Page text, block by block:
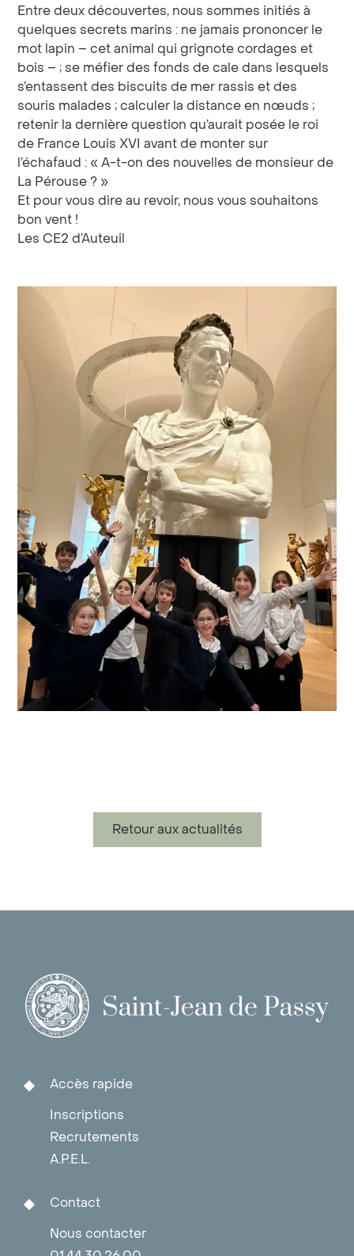
Entre deux découvertes, nous sommes initiés à
quelques secrets marins : ne jamais prononcer le
mot lapin – cet animal qui grignote cordages et
bois – ; se méfier des fonds de cale dans lesquels
s’entassent des biscuits de mer rassis et des
souris malades ; calculer la distance en nœuds ;
retenir la dernière question qu’aurait posée le roi
de France Louis XVI avant de monter sur
l’échafaud : « A-t-on des nouvelles de monsieur de
La Pérouse ? »
Et pour vous dire au revoir, nous vous souhaitons
bon vent !
Les CE2 d’Auteuil
Retour aux actualités
Accès rapide
Inscriptions
Recrutements
A.P.E.L.
Contact
Nous contacter